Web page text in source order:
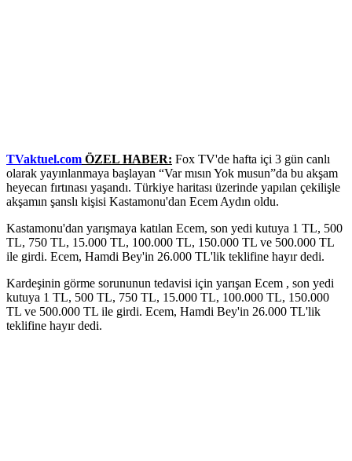
TVaktuel.com ÖZEL HABER: Fox TV'de hafta içi 3 gün canlı
olarak yayınlanmaya başlayan “Var mısın Yok musun”da bu akşam
heyecan fırtınası yaşandı. Türkiye haritası üzerinde yapılan çekilişle
akşamın şanslı kişisi Kastamonu'dan Ecem Aydın oldu.
Kastamonu'dan yarışmaya katılan Ecem, son yedi kutuya 1 TL, 500
TL, 750 TL, 15.000 TL, 100.000 TL, 150.000 TL ve 500.000 TL
ile girdi. Ecem, Hamdi Bey'in 26.000 TL'lik teklifine hayır dedi.
Kardeşinin görme sorununun tedavisi için yarışan Ecem , son yedi
kutuya 1 TL, 500 TL, 750 TL, 15.000 TL, 100.000 TL, 150.000
TL ve 500.000 TL ile girdi. Ecem, Hamdi Bey'in 26.000 TL'lik
teklifine hayır dedi.